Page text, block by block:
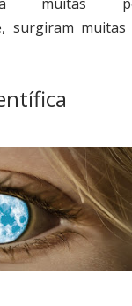
surgiram